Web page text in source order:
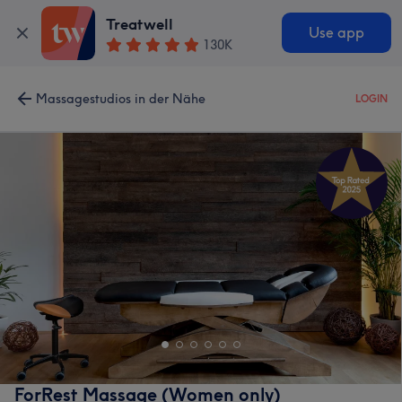
Treatwell
130K
Use app
Massagestudios in der Nähe LOGIN
ForRest Massage (Women only)